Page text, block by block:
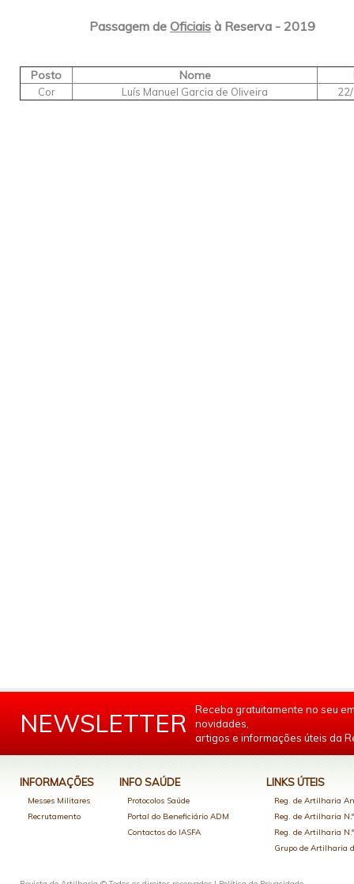
Passagem de Oficiais à Reserva - 2019
Posto Nome
Cor Luís Manuel Garcia de Oliveira
NEWSLETTER
Receba gratuitamente no seu
novidades,
artigos e informações úteis da
INFORMAÇÕES
Messes Militares
Recrutamento
INFO SAÚDE
Protocolos Saúde
Portal do Beneficiário ADM
Contactos do IASFA
LINKS ÚTEIS
Reg. de Artilharia
Reg. de Artilharia
Reg. de Artilharia
Grupo de Artilharia